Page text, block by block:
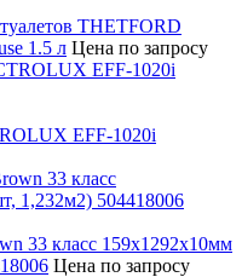
THETFORD
1.5 л Цена по запросу
EFF-1020i
33 класс 159х1292х10мм
Цена по запросу